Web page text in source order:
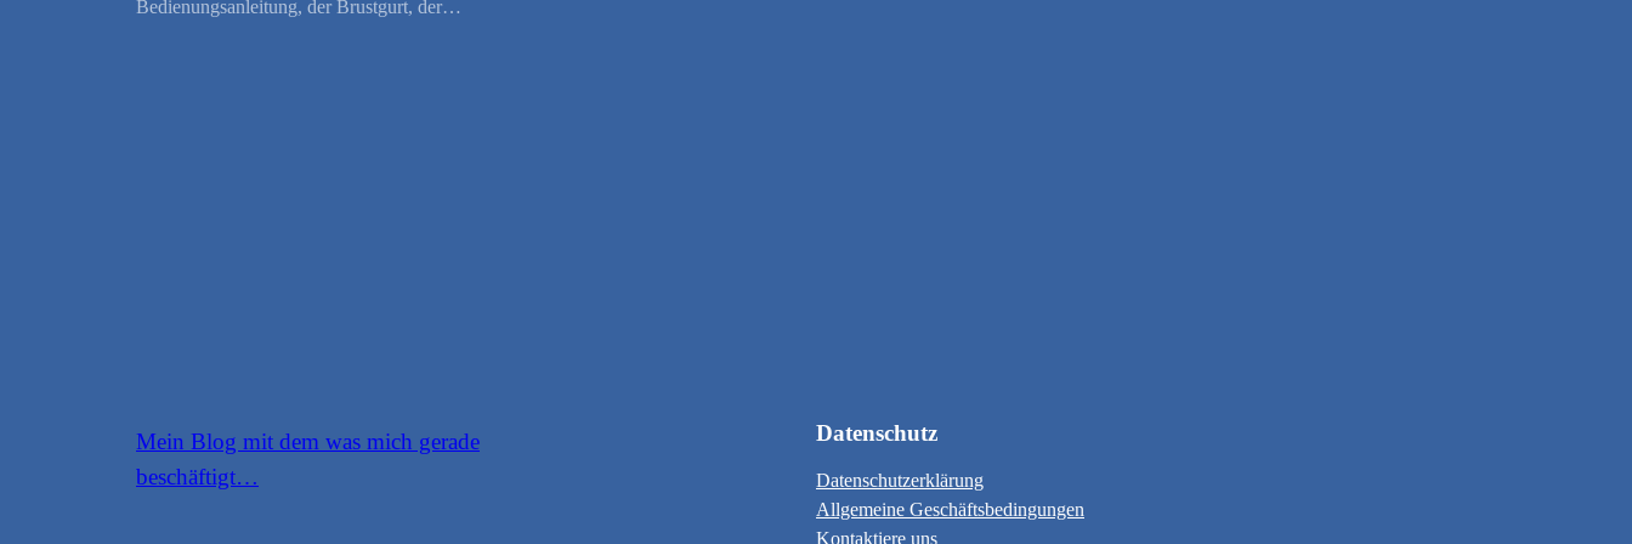
Bedienungsanleitung, der Brustgurt, der…
Mein Blog mit dem was mich gerade
beschäftigt…
Datenschutz
Datenschutzerklärung
Allgemeine Geschäftsbedingungen
Kontaktiere uns